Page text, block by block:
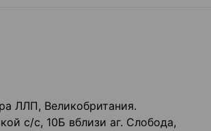
ЛЛП, Великобритания.
с/с, 10Б вблизи аг. Слобода,